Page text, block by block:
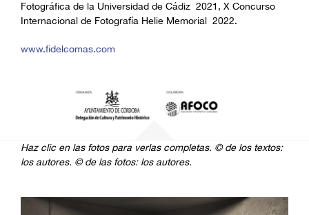
Fotográfica de la Universidad de Cádiz 2021, X Concurso
Internacional de Fotografía Helie Memorial 2022.
www.fidelcomas.com
Haz clic en las fotos para verlas completas. © de los textos:
los autores. © de las fotos: los autores.